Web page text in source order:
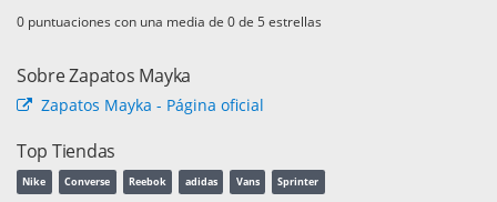
puntuaciones con una media de de 5 estrellas
Sobre Zapatos Mayka
Zapatos Mayka - Página oficial
Top Tiendas
Nike Converse Reebok adidas Vans Sprinter